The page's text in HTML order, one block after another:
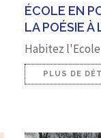
ÉCOLE EN
LA POÉSIE À
Habitez l'Ecole
PLUS DE